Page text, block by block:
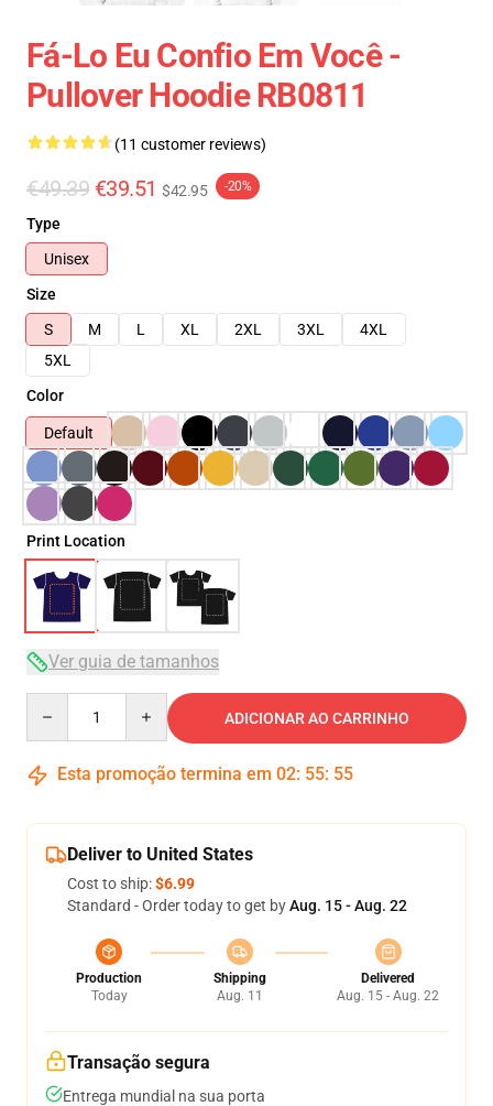
Fá-Lo Eu Confio Em Você -
Pullover Hoodie RB0811
(11 customer reviews)
€49.39 €39.51 $42.95 -20%
Type
Unisex
Size
S
M L XL 2XL 3XL
4XL
5XL
Color
Default
Print Location
Ver guia de tamanhos
ADICIONAR AO CARRINHO
Esta promoção termina em 02: 55: 54
Deliver to United States
Cost to ship:$6.99
Standard - Order today to get byAug. 15 - Aug. 22
Production
Today
Shipping
Aug. 11
Delivered
Aug. 15 - Aug. 22
Transação segura
Entrega mundial na sua porta